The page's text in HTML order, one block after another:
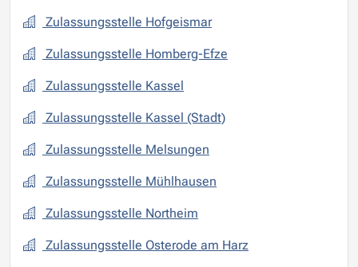
Zulassungsstelle Hofgeismar
Zulassungsstelle Homberg-Efze
Zulassungsstelle Kassel
Zulassungsstelle Kassel (Stadt)
Zulassungsstelle Melsungen
Zulassungsstelle Mühlhausen
Zulassungsstelle Northeim
Zulassungsstelle Osterode am Harz